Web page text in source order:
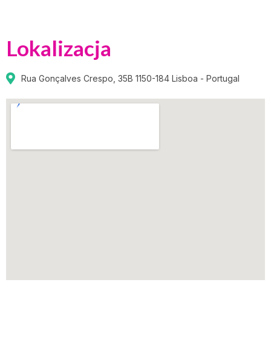
Lokalizacja
Rua Gonçalves Crespo, 35B 1150-184 Lisboa - Portugal